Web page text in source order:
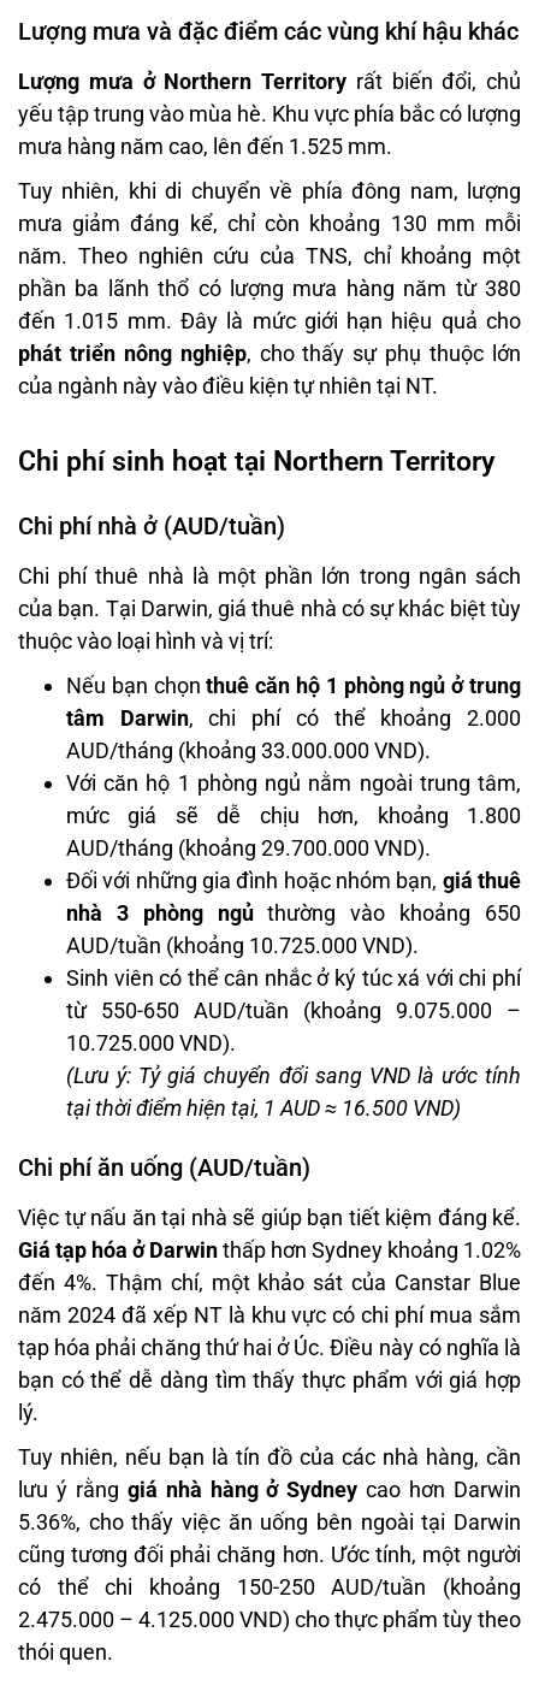
Lượng mưa và đặc điểm các vùng khí hậu khác
Lượng mưa ở Northern Territory rất biến đổi, chủ
yếu tập trung vào mùa hè. Khu vực phía bắc có lượng
mưa hàng năm cao, lên đến 1.525 mm.
Tuy nhiên, khi di chuyển về phía đông nam, lượng
mưa giảm đáng kể, chỉ còn khoảng 130 mm mỗi
năm. Theo nghiên cứu của TNS, chỉ khoảng một
phần ba lãnh thổ có lượng mưa hàng năm từ 380
đến 1.015 mm. Đây là mức giới hạn hiệu quả cho
phát triển nông nghiệp, cho thấy sự phụ thuộc lớn
của ngành này vào điều kiện tự nhiên tại NT.
Chi phí sinh hoạt tại Northern Territory
Chi phí nhà ở (AUD/tuần)
Chi phí thuê nhà là một phần lớn trong ngân sách
của bạn. Tại Darwin, giá thuê nhà có sự khác biệt tùy
thuộc vào loại hình và vị trí:
Nếu bạn chọnthuê căn hộ 1 phòng ngủ ở trung
tâm Darwin, chi phí có thể khoảng 2.000
AUD/tháng (khoảng 33.000.000 VND).
Với căn hộ 1 phòng ngủ nằm ngoài trung tâm,
mức giá sẽ dễ chịu hơn, khoảng 1.800
AUD/tháng (khoảng 29.700.000 VND).
Đối với những gia đình hoặc nhóm bạn, giá thuê
nhà 3 phòng ngủthường vào khoảng 650
AUD/tuần (khoảng 10.725.000 VND).
Sinh viên có thể cân nhắc ở ký túc xá với chi phí
từ 550-650 AUD/tuần (khoảng 9.075.000 –
10.725.000 VND).
(Lưu ý: Tỷ giá chuyển đổi sang VND là ước tính
tại thời điểm hiện tại, 1 AUD ≈ 16.500 VND)
Chi phí ăn uống (AUD/tuần)
Việc tự nấu ăn tại nhà sẽ giúp bạn tiết kiệm đáng kể.
Giá tạp hóa ở Darwinthấp hơn Sydney khoảng 1.02%
đến 4%. Thậm chí, một khảo sát của Canstar Blue
năm 2024 đã xếp NT là khu vực có chi phí mua sắm
tạp hóa phải chăng thứ hai ở Úc. Điều này có nghĩa là
bạn có thể dễ dàng tìm thấy thực phẩm với giá hợp
lý.
Tuy nhiên, nếu bạn là tín đồ của các nhà hàng, cần
lưu ý rằng giá nhà hàng ở Sydney cao hơn Darwin
5.36%, cho thấy việc ăn uống bên ngoài tại Darwin
cũng tương đối phải chăng hơn. Ước tính, một người
có thể chi khoảng 150-250 AUD/tuần (khoảng
2.475.000 – 4.125.000 VND) cho thực phẩm tùy theo
thói quen.